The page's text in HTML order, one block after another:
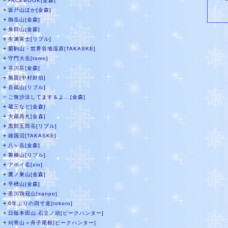
＋ 坂戸山ほか[金森]
＋ 御岳山[金森]
＋角田山[金森]
＋生瀬富士[リブル]
＋栗駒山・世界谷地湿原[TAKASKE]
＋ 守門大岳[tomo]
＋谷川岳[金森]
＋無題[中村好伯]
＋百蔵山[リブル]
－ ご無沙汰してます＆よ...[金森]
＋蔵王など[金森]
＋大蔵高丸[金森]
＋黒部五郎岳[リブル]
＋ 雄国沼[TAKASKE]
＋ 八ヶ岳[金森]
＋磐梯山[リブル]
＋アポイ岳[zio]
＋ 鷹ノ巣山[金森]
＋ 平標山[金森]
＋黒川鶏冠山[sanpo]
＋6年ぶりの四寸道[tokoro]
＋ 日蔭本田山,石立ノ頭[ピークハンター]
＋ 刈寄山＋舟子尾根[ピークハンター]